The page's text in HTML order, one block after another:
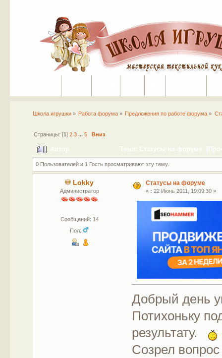
Школа игрушки» Работа форума » Предложения по работе форума »
Страницы: [1 ] 2 3 ... 5 Вниз
Автор Тема: Статусы на форуме
0 Пользователей и 1 Гость просматривают эту тему.
Lokky
Администратор
Сообщений: 14
Пол:
Статусы на форуме
« : 22 Июнь 2011, 19:09:30 »
Добрый день
Потихоньку
результату.
Созрел